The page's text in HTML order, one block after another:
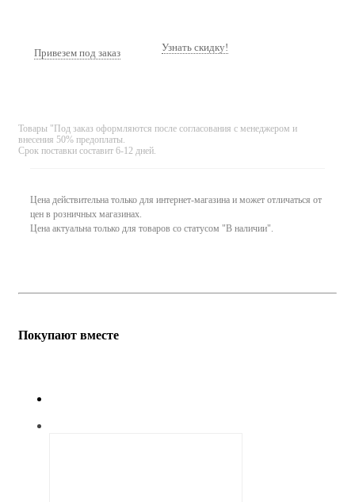
Привезем под заказ Узнать скидку!
Товары "Под заказ оформляются после согласования с менеджером и
внесения 50% предоплаты.
Срок поставки составит 6-12 дней.
Цена действительна только для интернет-магазина и может отличаться от
цен в розничных магазинах.
Цена актуальна только для товаров со статусом "В наличии".
Покупают вместе